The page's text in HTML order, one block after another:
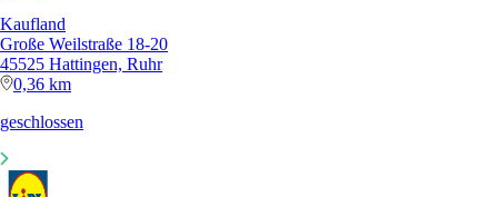
Kaufland
Große Weilstraße 18-20
45525 Hattingen, Ruhr
0,36 km
geschlossen